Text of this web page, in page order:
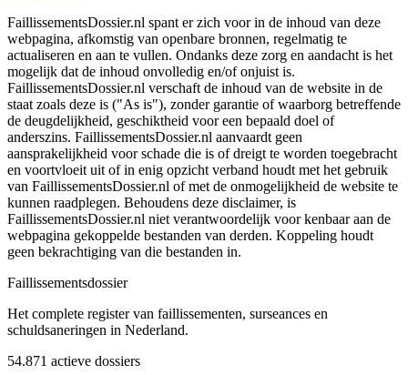
FaillissementsDossier.nl spant er zich voor in de inhoud van deze
webpagina, afkomstig van openbare bronnen, regelmatig te
actualiseren en aan te vullen. Ondanks deze zorg en aandacht is het
mogelijk dat de inhoud onvolledig en/of onjuist is.
FaillissementsDossier.nl verschaft de inhoud van de website in de
staat zoals deze is ("As is"), zonder garantie of waarborg betreffende
de deugdelijkheid, geschiktheid voor een bepaald doel of
anderszins. FaillissementsDossier.nl aanvaardt geen
aansprakelijkheid voor schade die is of dreigt te worden toegebracht
en voortvloeit uit of in enig opzicht verband houdt met het gebruik
van FaillissementsDossier.nl of met de onmogelijkheid de website te
kunnen raadplegen. Behoudens deze disclaimer, is
FaillissementsDossier.nl niet verantwoordelijk voor kenbaar aan de
webpagina gekoppelde bestanden van derden. Koppeling houdt
geen bekrachtiging van die bestanden in.
Faillissementsdossier
Het complete register van faillissementen, surseances en
schuldsaneringen in Nederland.
54.871 actieve dossiers